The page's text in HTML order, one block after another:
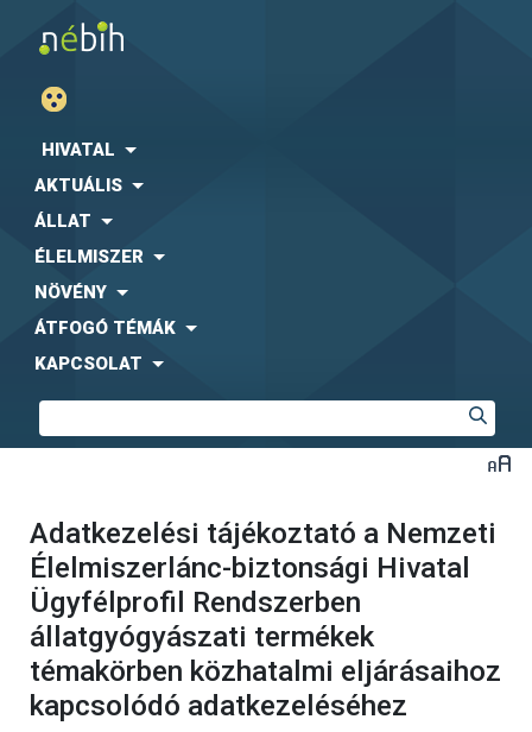
HIVATAL
AKTUÁLIS
ÁLLAT
ÉLELMISZER
NÖVÉNY
ÁTFOGÓ TÉMÁK
KAPCSOLAT
Adatkezelési tájékoztató a Nemzeti
Élelmiszerlánc-biztonsági Hivatal
Ügyfélprofil Rendszerben
állatgyógyászati termékek
témakörben közhatalmi eljárásaihoz
kapcsolódó adatkezeléséhez